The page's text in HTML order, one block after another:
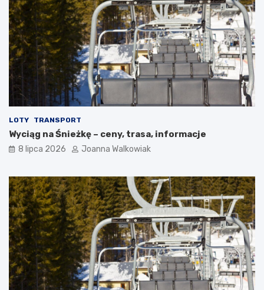
LOTY TRANSPORT
Wyciąg na Śnieżkę – ceny, trasa, informacje
8 lipca 2026 Joanna Walkowiak